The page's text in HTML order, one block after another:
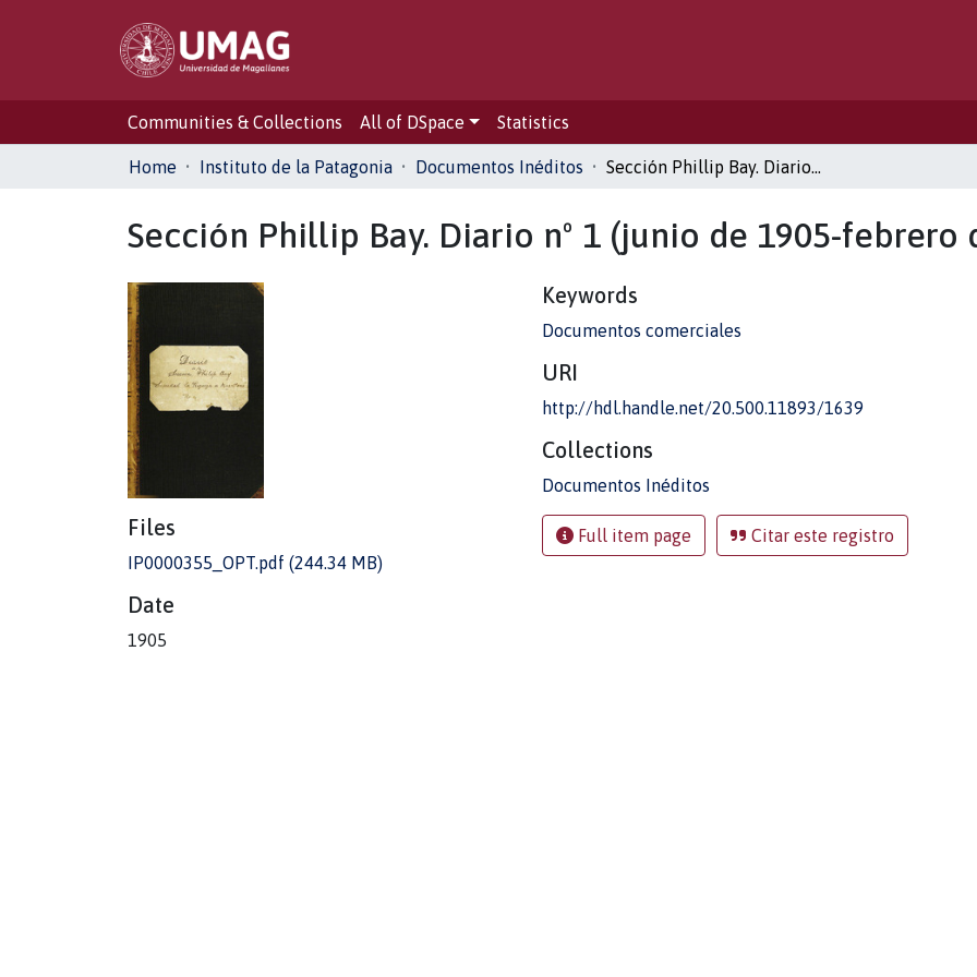
Communities & Collections All of DSpace Statistics
Home Instituto de la Patagonia Documentos Inéditos Sección Phillip Bay. Diario nº 1 (junio de 1905-febrero de 1910)
Sección Phillip Bay. Diario nº 1 (junio de 1905-febrero
Files
IP0000355_OPT.pdf (244.34 MB)
Date
1905
Keywords
Documentos comerciales
URI
http://hdl.handle.net/20.500.11893/1639
Collections
Documentos Inéditos
Full item page Citar este registro